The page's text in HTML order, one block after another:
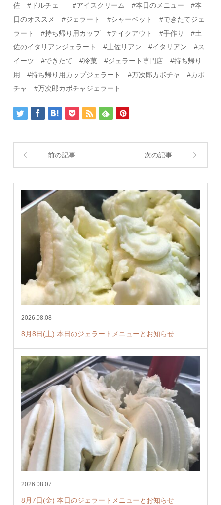
佐# ドルチェ#アイスクリーム#本日のメニュー#本
日のオススメ#ジェラート#シャーベット#できたてジェ
ラート #持ち帰り用カップ #テイクアウト#手作り#土
佐のイタリアンジェラート#土佐リアン#イタリアン#ス
イーツ
#できたて#冷菓#ジェラート専門店 #持ち帰り
用 #持ち帰り用カップジェラート #万次郎カボチャ #カボ
チャ #万次郎カボチャジェラート
前の記事 次の記事
2026.08.08
8月8日(土) 本日のジェラートメニューとお知らせ
2026.08.07
8月7日(金) 本日のジェラートメニューとお知らせ